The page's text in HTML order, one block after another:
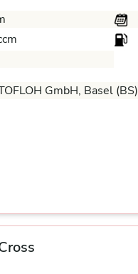
GmbH, Basel (BS)